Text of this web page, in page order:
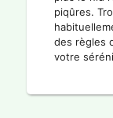
piqûres.
des règles
votre